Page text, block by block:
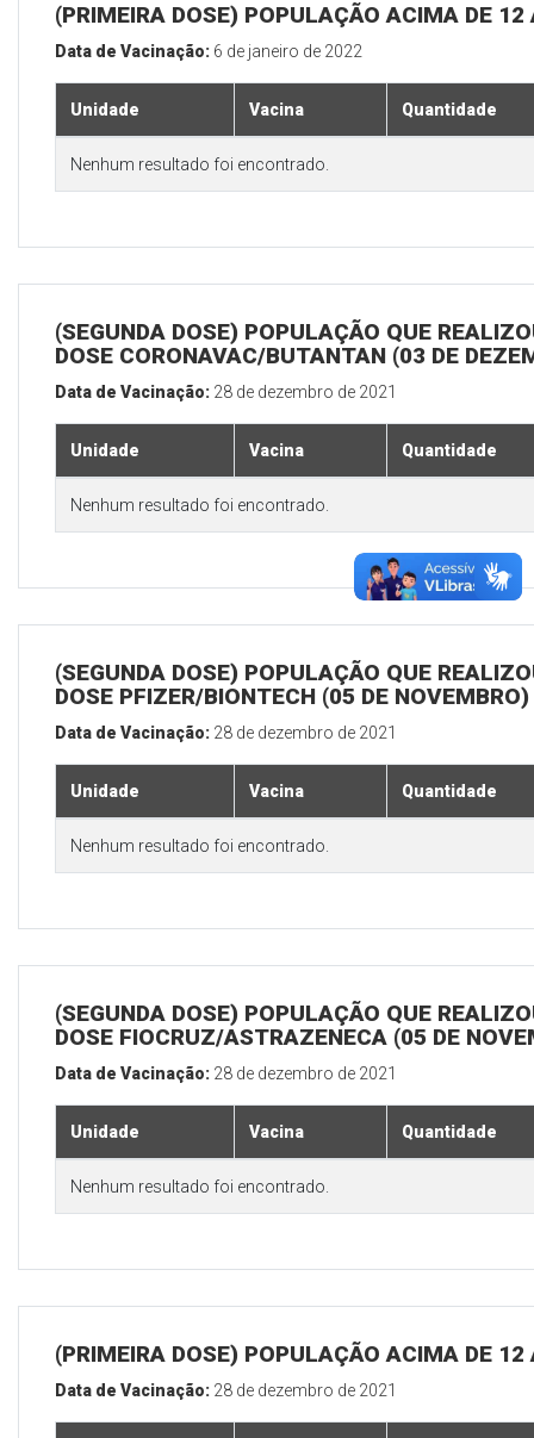
(PRIMEIRA DOSE) POPULAÇÃO ACIMA DE 12
Data de Vacinação: 6 de janeiro de 2022
Unidade Vacina Quantidade
Nenhum resultado foi encontrado.
(SEGUNDA DOSE) POPULAÇÃO QUE
DOSE CORONAVAC/BUTANTAN (03 DE
Data de Vacinação: 28 de dezembro de 2021
Unidade Vacina Quantidade
Nenhum resultado foi encontrado.
(SEGUNDA DOSE) POPULAÇÃO QUE
DOSE PFIZER/BIONTECH (05 DE NOVEMBRO)
Data de Vacinação: 28 de dezembro de 2021
Unidade Vacina Quantidade
Nenhum resultado foi encontrado.
(SEGUNDA DOSE) POPULAÇÃO QUE
DOSE FIOCRUZ/ASTRAZENECA (05 DE
Data de Vacinação: 28 de dezembro de 2021
Unidade Vacina Quantidade
Nenhum resultado foi encontrado.
(PRIMEIRA DOSE) POPULAÇÃO ACIMA DE 12
Data de Vacinação: 28 de dezembro de 2021